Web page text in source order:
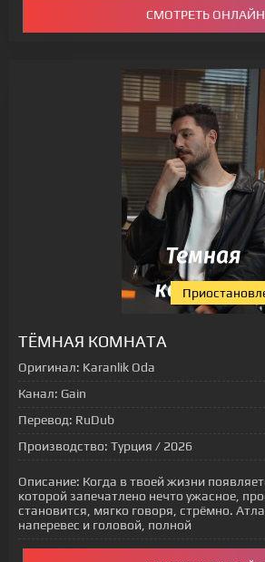
СМОТРЕТЬ ОНЛАЙН
ТЁМНАЯ КОМНАТА
Оригинал: Karanlik Oda
Канал: Gain
Перевод: RuDub
Производство: Турция / 2026
Описание: Когда в твоей жизни
которой запечатлено нечто ужасное,
становится, мягко говоря, стрёмно.
наперевес и головой, полной